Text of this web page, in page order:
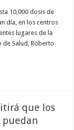
10,000 dosis de
día, en los centros
lugares de la
Salud, Roberto
que los